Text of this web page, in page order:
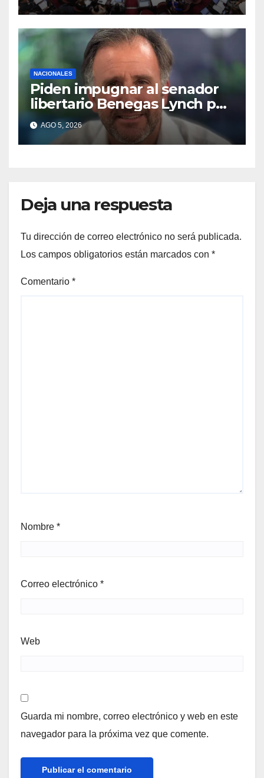
Senado
NACIONALES
Piden impugnar al senador
libertario Benegas Lynch por
tener una empresa que
vende tierras a extranjeros
AGO 5, 2026
Deja una respuesta
Tu dirección de correo electrónico no será publicada.
Los campos obligatorios están marcados con *
Comentario *
Nombre *
Correo electrónico *
Web
Guarda mi nombre, correo electrónico y web en este
navegador para la próxima vez que comente.